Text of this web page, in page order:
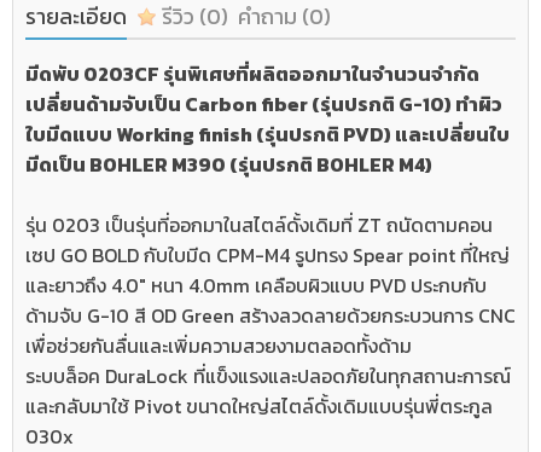
รายละเอียด รีวิว (0) คำถาม (0)
มีดพับ 0203CF รุ่นพิเศษที่ผลิตออกมาในจำนวนจำกัด
เปลี่ยนด้ามจับเป็น Carbon fiber (รุ่นปรกติ G-10) ทำผิว
ใบมีดแบบ Working finish (รุ่นปรกติ PVD) และเปลี่ยนใบ
มีดเป็น BOHLER M390 (รุ่นปรกติ BOHLER M4)
รุ่น 0203 เป็นรุ่นที่ออกมาในสไตล์ดั้งเดิมที่ ZT ถนัดตามคอน
เซป GO BOLD กับใบมีด CPM-M4 รูปทรง Spear point ที่ใหญ่
และยาวถึง 4.0" หนา 4.0mm เคลือบผิวแบบ PVD ประกบกับ
ด้ามจับ G-10 สี OD Green สร้างลวดลายด้วยกระบวนการ CNC
เพื่อช่วยกันลื่นและเพิ่มความสวยงามตลอดทั้งด้าม
ระบบล็อค DuraLock ที่แข็งแรงและปลอดภัยในทุกสถานะการณ์
และกลับมาใช้ Pivot ขนาดใหญ่สไตล์ดั้งเดิมแบบรุ่นพี่ตระกูล
030x